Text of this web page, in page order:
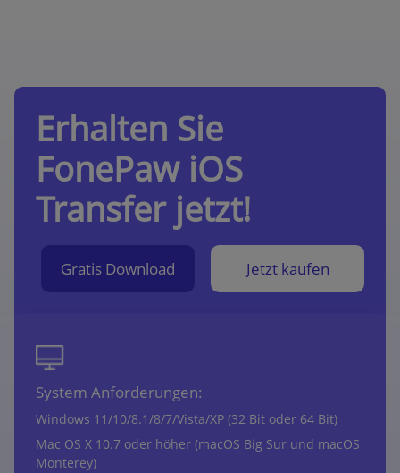
Erhalten Sie
FonePaw iOS
Transfer jetzt!
Gratis Download Jetzt kaufen
System Anforderungen:
Windows 11/10/8.1/8/7/Vista/XP (32 Bit oder 64 Bit)
Mac OS X 10.7 oder höher (macOS Big Sur und macOS
Monterey)